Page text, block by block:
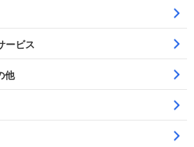
ービス
他